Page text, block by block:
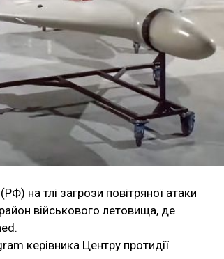
на тлі загрози повітряної атаки
військового летовища, де
керівника Центру протидії